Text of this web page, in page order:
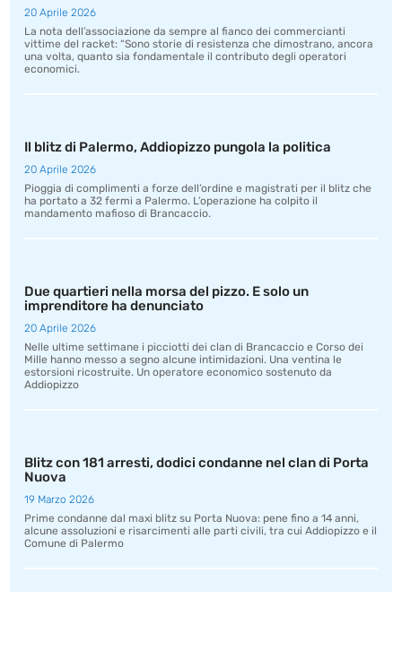
20 Aprile 2026
La nota dell’associazione da sempre al fianco dei commercianti
vittime del racket: “Sono storie di resistenza che dimostrano, ancora
una volta, quanto sia fondamentale il contributo degli operatori
economici.
Il blitz di Palermo, Addiopizzo pungola la politica
20 Aprile 2026
Pioggia di complimenti a forze dell’ordine e magistrati per il blitz che
ha portato a 32 fermi a Palermo. L’operazione ha colpito il
mandamento mafioso di Brancaccio.
Due quartieri nella morsa del pizzo. E solo un
imprenditore ha denunciato
20 Aprile 2026
Nelle ultime settimane i picciotti dei clan di Brancaccio e Corso dei
Mille hanno messo a segno alcune intimidazioni. Una ventina le
estorsioni ricostruite. Un operatore economico sostenuto da
Addiopizzo
Blitz con 181 arresti, dodici condanne nel clan di Porta
Nuova
19 Marzo 2026
Prime condanne dal maxi blitz su Porta Nuova: pene fino a 14 anni,
alcune assoluzioni e risarcimenti alle parti civili, tra cui Addiopizzo e il
Comune di Palermo